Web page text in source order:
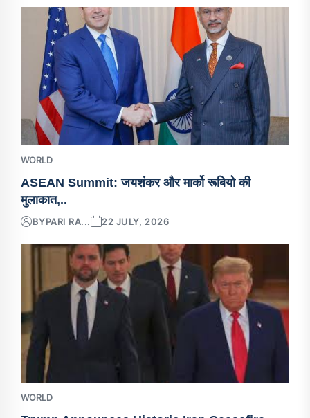
WORLD
ASEAN Summit: जयशंकर और मार्को रूबियो की
मुलाकात,..
BYPARI RA... 22 JULY, 2026
WORLD